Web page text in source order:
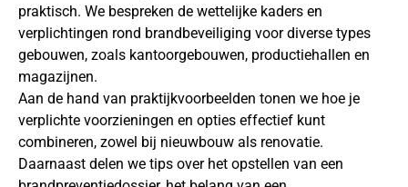
praktisch. We bespreken de wettelijke kaders en
verplichtingen rond brandbeveiliging voor diverse types
gebouwen, zoals kantoorgebouwen, productiehallen en
magazijnen.
Aan de hand van praktijkvoorbeelden tonen we hoe je
verplichte voorzieningen en opties effectief kunt
combineren, zowel bij nieuwbouw als renovatie.
Daarnaast delen we tips over het opstellen van een